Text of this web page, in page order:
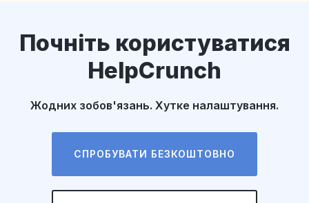
Почніть користуватися
HelpCrunch
Жодних зобов'язань. Хутке налаштування.
СПРОБУВАТИ БЕЗКОШТОВНО